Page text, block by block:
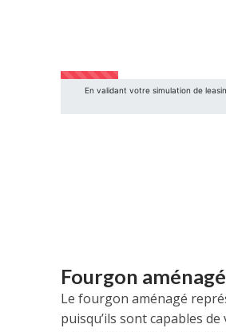
Fourgon
Le fourgon aménagé
puisqu’ils sont capables